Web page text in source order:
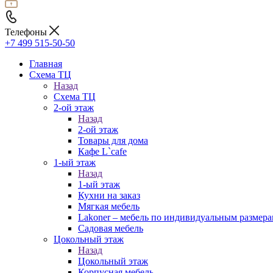
Телефоны
+7 499 515-50-50
Главная
Схема ТЦ
Назад
Схема ТЦ
2-ой этаж
Назад
2-ой этаж
Товары для дома
Кафе L`cafe
1-ый этаж
Назад
1-ый этаж
Кухни на заказ
Мягкая мебель
Lakoner – мебель по индивидуальным
Садовая мебель
Цокольный этаж
Назад
Цокольный этаж